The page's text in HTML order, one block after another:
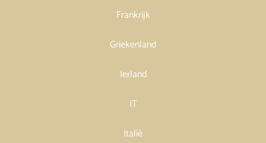
Frankrijk
Griekenland
Ierland
IT
Italië